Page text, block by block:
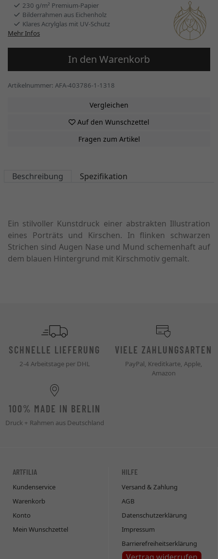
230 g/m² Premium-Papier
Bilderrahmen aus Eichenholz
Klares Acrylglas mit UV-Schutz
Mehr Infos
In den Warenkorb
Artikelnummer: AFA-403786-1-1318
Vergleichen
Auf den Wunschzettel
Fragen zum Artikel
Beschreibung Spezifikation
Ein stilvoller Kunstdruck einer abstrakten Illustration
eines Porträts und Kirschen. In flinken schwarzen
Strichen sind Augen Nase und Mund schemenhaft auf
dem blauen Hintergrund mit Kirschmotiv gemalt.
SCHNELLE LIEFERUNG
2-4 Arbeitstage per DHL
VIELE ZAHLUNGSARTEN
PayPal, Kreditkarte, Apple,
Amazon
100% MADE IN BERLIN
Druck + Rahmen aus Deutschland
ARTFILIA
Kundenservice
Warenkorb
Konto
Mein Wunschzettel
HILFE
Versand & Zahlung
AGB
Datenschutzerklärung
Impressum
Barrierefreiheitserklärung